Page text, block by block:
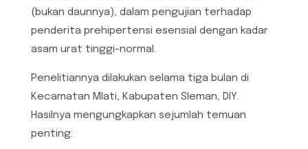
(bukan daunnya), dalam pengujian terhadap
penderita prehipertensi esensial dengan kadar
asam urat tinggi-normal.
Penelitiannya dilakukan selama tiga bulan di
Kecamatan Mlati, Kabupaten Sleman, DIY.
Hasilnya mengungkapkan sejumlah temuan
penting: